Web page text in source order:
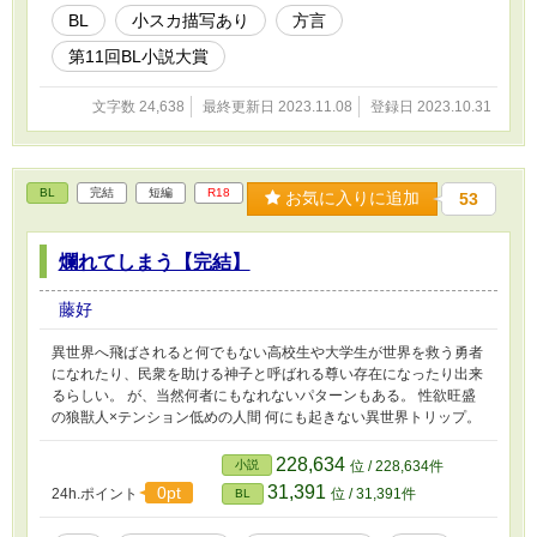
BL 小スカ描写あり
方言
第11回BL小説大賞
文字数 24,638 最終更新日 2023.11.08 登録日 2023.10.31
BL 完結 短編 R18 お気に入りに追加 53
爛れてしまう【完結】
藤好
異世界へ飛ばされると何でもない高校生や大学生が世界を救う勇者
になれたり、民衆を助ける神子と呼ばれる尊い存在になったり出来
るらしい。 が、当然何者にもなれないパターンもある。 性欲旺盛
の狼獣人×テンション低めの人間 何にも起きない異世界トリップ。
24h.ポイント 0pt
小説 228,634 位 / 228,634件
BL 31,391 位 / 31,391件